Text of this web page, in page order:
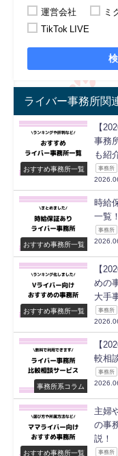
運営会社
ミ
TikTok LIVE
ライバー事務所関
おすすめ事務所一覧
【
事務
も紹
事務所
おすすめ事務所一覧
時給
一覧！
事務所
おすすめ事務所一覧
【
めの
大手
事務所
事務所系コラム
【
較相
事務所
おすすめ事務所一覧
主婦
の事
説！
事務所